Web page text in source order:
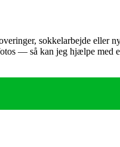
sokkelarbejde eller
— så kan jeg hjælpe med